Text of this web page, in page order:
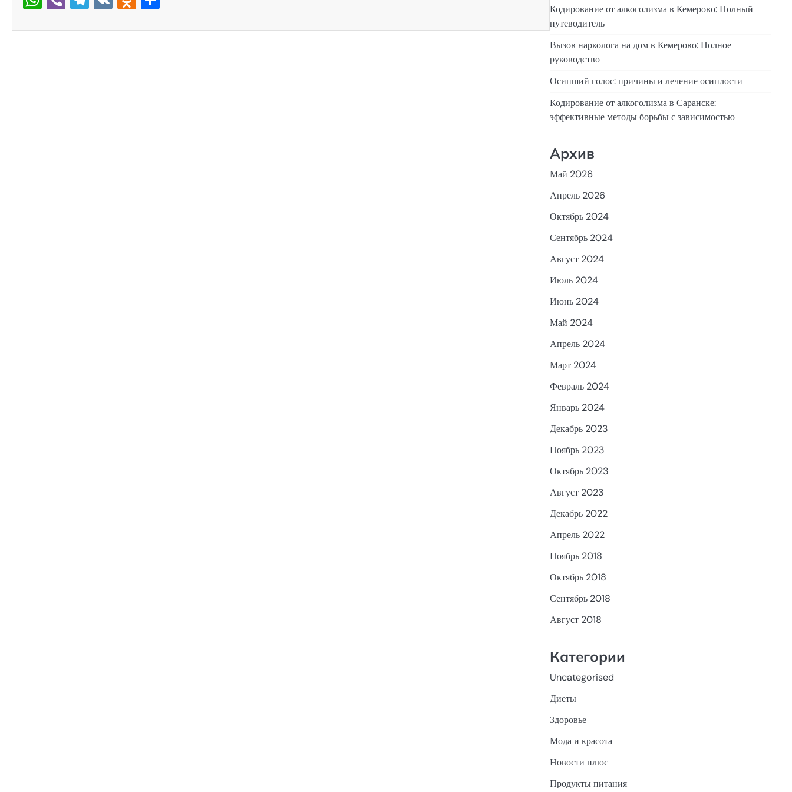
Кодирование от алкоголизма в Кемерово: Полный
путеводитель
Вызов нарколога на дом в Кемерово: Полное
руководство
Осипший голос: причины и лечение осиплости
Кодирование от алкоголизма в Саранске:
эффективные методы борьбы с зависимостью
Архив
Май 2026
Апрель 2026
Октябрь 2024
Сентябрь 2024
Август 2024
Июль 2024
Июнь 2024
Май 2024
Апрель 2024
Март 2024
Февраль 2024
Январь 2024
Декабрь 2023
Ноябрь 2023
Октябрь 2023
Август 2023
Декабрь 2022
Апрель 2022
Ноябрь 2018
Октябрь 2018
Сентябрь 2018
Август 2018
Категории
Uncategorised
Диеты
Здоровье
Мода и красота
Новости плюс
Продукты питания